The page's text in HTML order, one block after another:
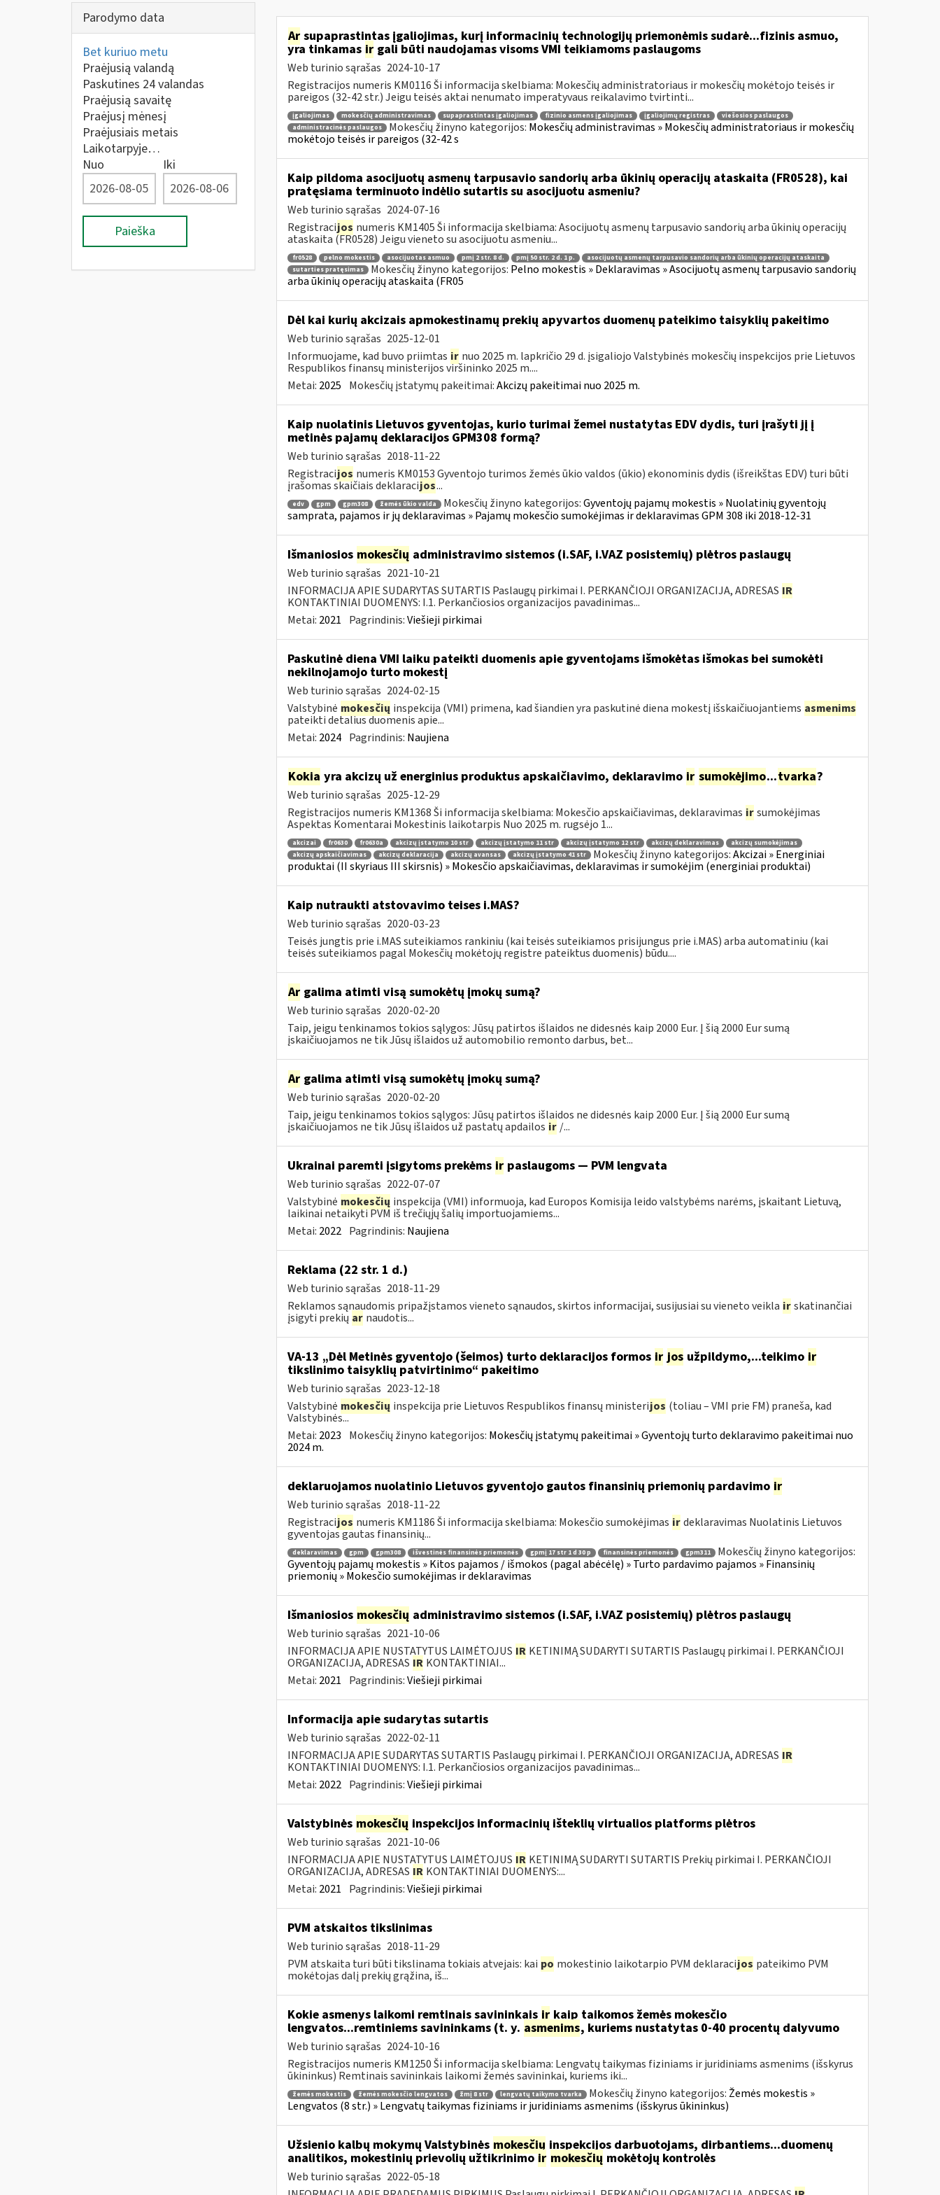
Parodymo data
Bet kuriuo metu
Praėjusią valandą
Paskutines 24 valandas
Praėjusią savaitę
Praėjusį mėnesį
Praėjusiais metais
Laikotarpyje…
Nuo
Iki
Paieška
Arsupaprastintas įgaliojimas, kurį informacinių technologijų priemonėmis sudarė...fizinis asmuo,
yra tinkamas irgali būti naudojamas visoms VMI teikiamoms paslaugoms
Web turinio sąrašas 2024-10-17
Registracijos numeris KM0116 Ši informacija skelbiama: Mokesčių administratoriaus ir mokesčių mokėtojo teisės ir
pareigos (32-42 str.) Jeigu teisės aktai nenumato imperatyvaus reikalavimo tvirtinti...
įgaliojimas mokesčių administravimas supaprastintas įgaliojimas fizinio asmens įgaliojimas įgaliojimų registras
viešosios paslaugos
administracinės paslaugos
Mokesčių žinyno kategorijos: Mokesčių administravimas » Mokesčių administratoriaus ir mokesčių
mokėtojo teisės ir pareigos (32-42 s
Kaip pildoma asocijuotų asmenų tarpusavio sandorių arba ūkinių operacijų ataskaita (FR0528), kai
pratęsiama terminuoto indėlio sutartis su asocijuotu asmeniu?
Web turinio sąrašas 2024-07-16
Registracijos numeris KM1405 Ši informacija skelbiama: Asocijuotų asmenų tarpusavio sandorių arba ūkinių operacijų
ataskaita (FR0528) Jeigu vieneto su asocijuotu asmeniu...
fr0528 pelno mokestis asocijuotas asmuo pmį 2 str. 8 d. pmį 50 str. 2 d. 1 p.
asocijuotų asmenų tarpusavio sandorių arba ūkinių operacijų ataskaita
sutarties pratęsimas
Mokesčių žinyno kategorijos: Pelno mokestis » Deklaravimas » Asocijuotų asmenų tarpusavio sandorių
arba ūkinių operacijų ataskaita (FR05
Dėl kai kurių akcizais apmokestinamų prekių apyvartos duomenų pateikimo taisyklių pakeitimo
Web turinio sąrašas 2025-12-01
Informuojame, kad buvo priimtas ir nuo 2025 m. lapkričio 29 d. įsigaliojo Valstybinės mokesčių inspekcijos prie Lietuvos
Respublikos finansų ministerijos viršininko 2025 m....
Metai: 2025 Mokesčių įstatymų pakeitimai:Akcizų pakeitimai nuo 2025 m.
Kaip nuolatinis Lietuvos gyventojas, kurio turimai žemei nustatytas EDV dydis, turi įrašyti jį į
metinės pajamų deklaracijos GPM308 formą?
Web turinio sąrašas 2018-11-22
Registracijos numeris KM0153 Gyventojo turimos žemės ūkio valdos (ūkio) ekonominis dydis (išreikštas EDV) turi būti
įrašomas skaičiais deklaracijos...
edv gpm gpm308 žemės ūkio valda Mokesčių žinyno kategorijos:Gyventojų pajamų mokestis » Nuolatinių gyventojų
samprata, pajamos ir jų deklaravimas » Pajamų mokesčio sumokėjimas ir deklaravimas GPM 308 iki 2018-12-31
Išmaniosios mokesčių administravimo sistemos (i.SAF, i.VAZ posistemių) plėtros paslaugų
Web turinio sąrašas 2021-10-21
INFORMACIJA APIE SUDARYTAS SUTARTIS Paslaugų pirkimai I. PERKANČIOJI ORGANIZACIJA, ADRESAS IR
KONTAKTINIAI DUOMENYS: I.1. Perkančiosios organizacijos pavadinimas...
Metai: 2021 Pagrindinis:Viešieji pirkimai
Paskutinė diena VMI laiku pateikti duomenis apie gyventojams išmokėtas išmokas bei sumokėti
nekilnojamojo turto mokestį
Web turinio sąrašas 2024-02-15
Valstybinė mokesčių inspekcija (VMI) primena, kad šiandien yra paskutinė diena mokestį išskaičiuojantiems asmenims
pateikti detalius duomenis apie...
Metai: 2024 Pagrindinis: Naujiena
Kokia yra akcizų už energinius produktus apskaičiavimo, deklaravimo ir sumokėjimo...tvarka?
Web turinio sąrašas 2025-12-29
Registracijos numeris KM1368 Ši informacija skelbiama: Mokesčio apskaičiavimas, deklaravimas ir sumokėjimas
Aspektas Komentarai Mokestinis laikotarpis Nuo 2025 m. rugsėjo 1...
akcizai fr0630 fr0630a akcizų įstatymo 10 str akcizų įstatymo 11 str akcizų įstatymo 12 str akcizų deklaravimas
akcizų sumokėjimas
akcizų apskaičiavimas
akcizų deklaracija akcizų avansas akcizų įstatymo 41 str Mokesčių žinyno kategorijos:Akcizai » Energiniai
produktai (II skyriaus III skirsnis) » Mokesčio apskaičiavimas, deklaravimas ir sumokėjim (energiniai produktai)
Kaip nutraukti atstovavimo teises i.MAS?
Web turinio sąrašas 2020-03-23
Teisės jungtis prie i.MAS suteikiamos rankiniu (kai teisės suteikiamos prisijungus prie i.MAS) arba automatiniu (kai
teisės suteikiamos pagal Mokesčių mokėtojų registre pateiktus duomenis) būdu....
Argalima atimti visą sumokėtų įmokų sumą?
Web turinio sąrašas 2020-02-20
Taip, jeigu tenkinamos tokios sąlygos: Jūsų patirtos išlaidos ne didesnės kaip 2000 Eur. Į šią 2000 Eur sumą
įskaičiuojamos ne tik Jūsų išlaidos už automobilio remonto darbus, bet...
Argalima atimti visą sumokėtų įmokų sumą?
Web turinio sąrašas 2020-02-20
Taip, jeigu tenkinamos tokios sąlygos: Jūsų patirtos išlaidos ne didesnės kaip 2000 Eur. Į šią 2000 Eur sumą
įskaičiuojamos ne tik Jūsų išlaidos už pastatų apdailos ir /...
Ukrainai paremti įsigytoms prekėms irpaslaugoms — PVM lengvata
Web turinio sąrašas 2022-07-07
Valstybinė mokesčių inspekcija (VMI) informuoja, kad Europos Komisija leido valstybėms narėms, įskaitant Lietuvą,
laikinai netaikyti PVM iš trečiųjų šalių importuojamiems...
Metai: 2022 Pagrindinis: Naujiena
Reklama (22 str. 1 d.)
Web turinio sąrašas 2018-11-29
Reklamos sąnaudomis pripažįstamos vieneto sąnaudos, skirtos informacijai, susijusiai su vieneto veikla ir skatinančiai
įsigyti prekių ar naudotis...
VA-13 „Dėl Metinės gyventojo (šeimos) turto deklaracijos formos ir jos užpildymo,...teikimo ir
tikslinimo taisyklių patvirtinimo“ pakeitimo
Web turinio sąrašas 2023-12-18
Valstybinė mokesčių inspekcija prie Lietuvos Respublikos finansų ministerijos (toliau – VMI prie FM) praneša, kad
Valstybinės...
Metai: 2023 Mokesčių žinyno kategorijos: Mokesčių įstatymų pakeitimai » Gyventojų turto deklaravimo pakeitimai nuo
2024 m.
deklaruojamos nuolatinio Lietuvos gyventojo gautos finansinių priemonių pardavimo ir
Web turinio sąrašas 2018-11-22
Registracijos numeris KM1186 Ši informacija skelbiama: Mokesčio sumokėjimas ir deklaravimas Nuolatinis Lietuvos
gyventojas gautas finansinių...
deklaravimas gpm gpm308 išvestinės finansinės priemonės gpmį 17 str 1 d 30 p finansinės priemonės gpm311
Mokesčių žinyno kategorijos:
Gyventojų pajamų mokestis » Kitos pajamos / išmokos (pagal abėcėlę) » Turto pardavimo pajamos » Finansinių
priemonių » Mokesčio sumokėjimas ir deklaravimas
Išmaniosios mokesčių administravimo sistemos (i.SAF, i.VAZ posistemių) plėtros paslaugų
Web turinio sąrašas 2021-10-06
INFORMACIJA APIE NUSTATYTUS LAIMĖTOJUS IR KETINIMĄ SUDARYTI SUTARTIS Paslaugų pirkimai I. PERKANČIOJI
ORGANIZACIJA, ADRESAS IR KONTAKTINIAI...
Metai: 2021 Pagrindinis:Viešieji pirkimai
Informacija apie sudarytas sutartis
Web turinio sąrašas 2022-02-11
INFORMACIJA APIE SUDARYTAS SUTARTIS Paslaugų pirkimai I. PERKANČIOJI ORGANIZACIJA, ADRESAS IR
KONTAKTINIAI DUOMENYS: I.1. Perkančiosios organizacijos pavadinimas...
Metai: 2022 Pagrindinis:Viešieji pirkimai
Valstybinės mokesčių inspekcijos informacinių išteklių virtualios platforms plėtros
Web turinio sąrašas 2021-10-06
INFORMACIJA APIE NUSTATYTUS LAIMĖTOJUS IR KETINIMĄ SUDARYTI SUTARTIS Prekių pirkimai I. PERKANČIOJI
ORGANIZACIJA, ADRESAS IR KONTAKTINIAI DUOMENYS:...
Metai: 2021 Pagrindinis:Viešieji pirkimai
PVM atskaitos tikslinimas
Web turinio sąrašas 2018-11-29
PVM atskaita turi būti tikslinama tokiais atvejais: kai po mokestinio laikotarpio PVM deklaracijos pateikimo PVM
mokėtojas dalį prekių grąžina, iš...
Kokie asmenys laikomi remtinais savininkaisirkaip taikomos žemės mokesčio
lengvatos...remtiniems savininkams (t. y. asmenims, kuriems nustatytas 0-40 procentų dalyvumo
Web turinio sąrašas 2024-10-16
Registracijos numeris KM1250 Ši informacija skelbiama: Lengvatų taikymas fiziniams ir juridiniams asmenims (išskyrus
ūkininkus) Remtinais savininkais laikomi žemės savininkai, kuriems iki...
žemės mokestis žemės mokesčio lengvatos žmį 8 str lengvatų taikymo tvarka Mokesčių žinyno kategorijos: Žemės mokestis »
Lengvatos (8 str.) » Lengvatų taikymas fiziniams ir juridiniams asmenims (išskyrus ūkininkus)
Užsienio kalbų mokymų Valstybinės mokesčiųinspekcijos darbuotojams, dirbantiems...duomenų
analitikos, mokestinių prievolių užtikrinimoir mokesčių mokėtojų kontrolės
Web turinio sąrašas 2022-05-18